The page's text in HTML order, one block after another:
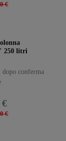
€
250 litri
conferma
€
€